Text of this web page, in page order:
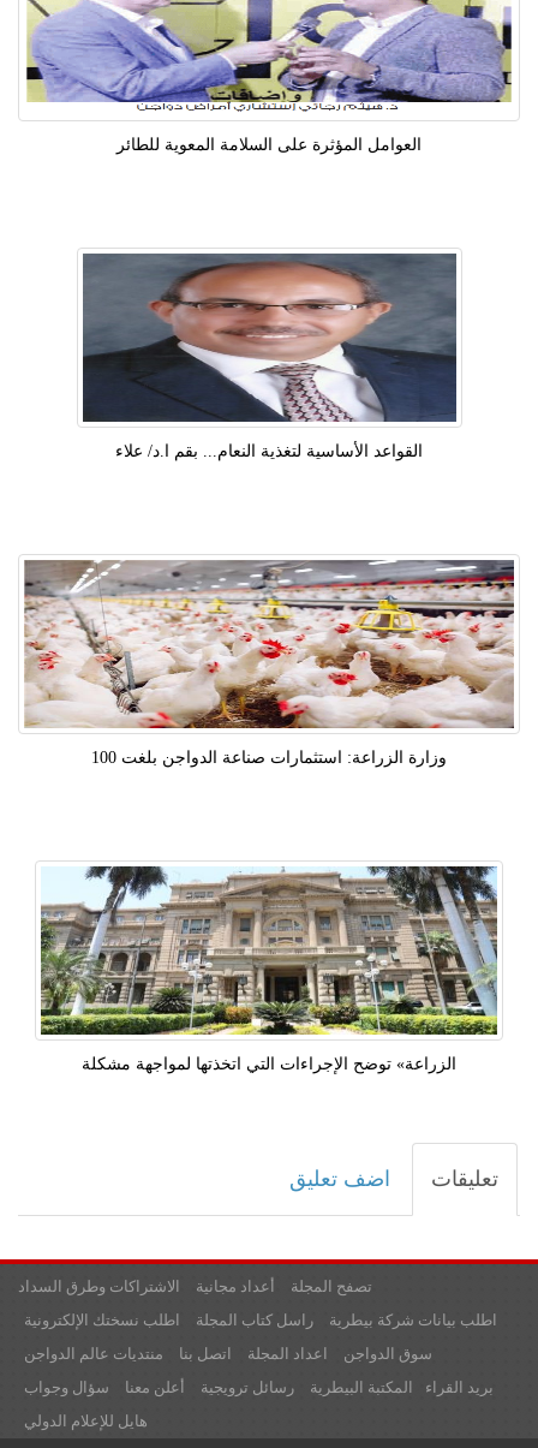
العوامل المؤثرة على السلامة المعوية للطائر
القواعد الأساسية لتغذية النعام... بقم ا.د/ علاء
وزارة الزراعة: استثمارات صناعة الدواجن بلغت 100
الزراعة» توضح الإجراءات التي اتخذتها لمواجهة مشكلة
تعليقات اضف تعليق
الاشتراكات وطرق السداد أعداد مجانية
تصفح المجلة
اطلب نسختك الإلكترونية
راسل كتاب المجلة
اطلب بيانات شركة بيطرية
منتديات عالم الدواجن
اتصل بنا اعداد المجلة
سوق الدواجن
سؤال وجواب
أعلن معنا رسائل ترويجية المكتبة البيطرية
بريد القراء
هايل للإعلام الدولي